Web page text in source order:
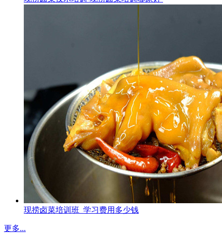
现捞卤菜培训班_学习费用多少钱
更多...